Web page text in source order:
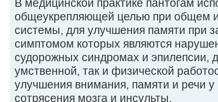
В медицинской практике пантогам
общеукрепляющей целью при общем
системы, для улучшения памяти при
симптомом которых являются
судорожных синдромах и эпилепсии,
умственной, так и физической
улучшения внимания, памяти и речи
сотрясения мозга и инсульты.